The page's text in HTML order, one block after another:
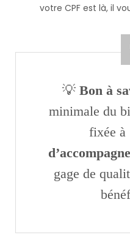
votre CPF est là, il
💡 Bon à
minimale du
fixée à
gage de